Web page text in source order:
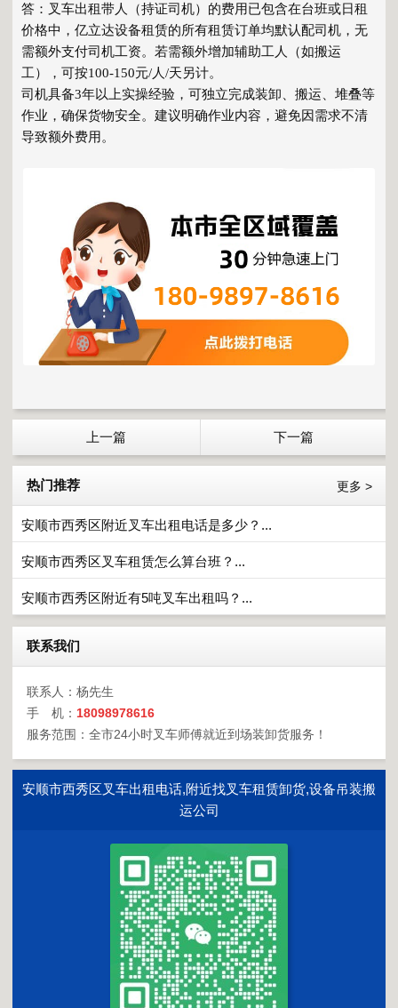
答：叉车出租带人（持证司机）的费用已包含在台班或日租
价格中，亿立达设备租赁的所有租赁订单均默认配司机，无
需额外支付司机工资。若需额外增加辅助工人（如搬运
工），可按100-150元/人/天另计。
司机具备3年以上实操经验，可独立完成装卸、搬运、堆叠等
作业，确保货物安全。建议明确作业内容，避免因需求不清
导致额外费用。
上一篇 下一篇
热门推荐 更多 >
安顺市西秀区附近叉车出租电话是多少？...
安顺市西秀区叉车租赁怎么算台班？...
安顺市西秀区附近有5吨叉车出租吗？...
联系我们
联系人：杨先生
手 机： 18098978616
服务范围：全市24小时叉车师傅就近到场装卸货服务！
安顺市西秀区叉车出租电话,附近找叉车租赁卸货,设备吊装搬
运公司